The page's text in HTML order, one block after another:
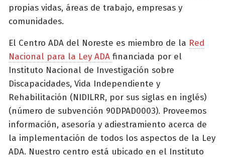
propias vidas, áreas de trabajo, empresas y
comunidades.
El Centro ADA del Noreste es miembro de la Red
Nacional para la Ley ADA financiada por el
Instituto Nacional de Investigación sobre
Discapacidades, Vida Independiente y
Rehabilitación (NIDILRR, por sus siglas en inglés)
(número de subvención 90DPAD0003). Proveemos
información, asesoría y adiestramiento acerca de
la implementación de todos los aspectos de la Ley
ADA. Nuestro centro está ubicado en el Instituto